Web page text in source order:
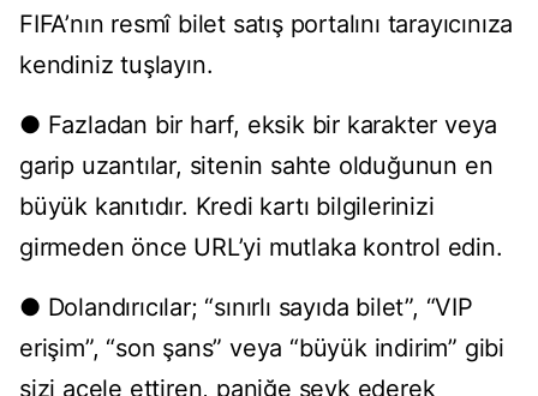
FIFA’nın resmî bilet satış portalını tarayıcınıza
kendiniz tuşlayın.
● Fazladan bir harf, eksik bir karakter veya
garip uzantılar, sitenin sahte olduğunun en
büyük kanıtıdır. Kredi kartı bilgilerinizi
girmeden önce URL’yi mutlaka kontrol edin.
● Dolandırıcılar; “sınırlı sayıda bilet”, “VIP
erişim”, “son şans” veya “büyük indirim” gibi
sizi acele ettiren, paniğe sevk ederek